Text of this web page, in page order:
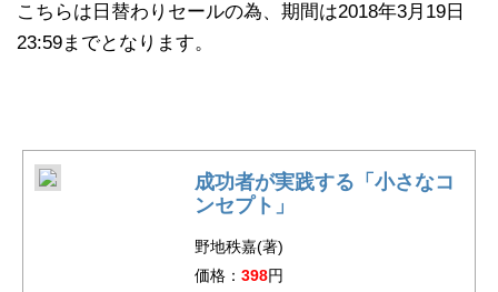
こちらは日替わりセールの為、期間は2018年3月19日
23:59までとなります。
成功者が実践する「小さなコ
ンセプト」
野地秩嘉(著)
価格： 398円